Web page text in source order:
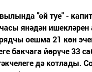
"өй туе" -
янәдән
оешма 21 көн
бакчага йөрүче 33
дә котлады.